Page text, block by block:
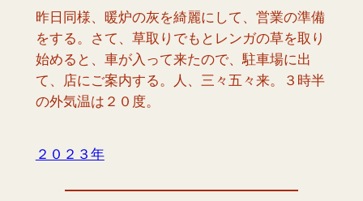
昨日同様、暖炉の灰を綺麗にして、営業の準備
をする。さて、草取りでもとレンガの草を取り
始めると、車が入って来たので、駐車場に出
て、店にご案内する。人、三々五々来。３時半
の外気温は２０度。
２０２３年